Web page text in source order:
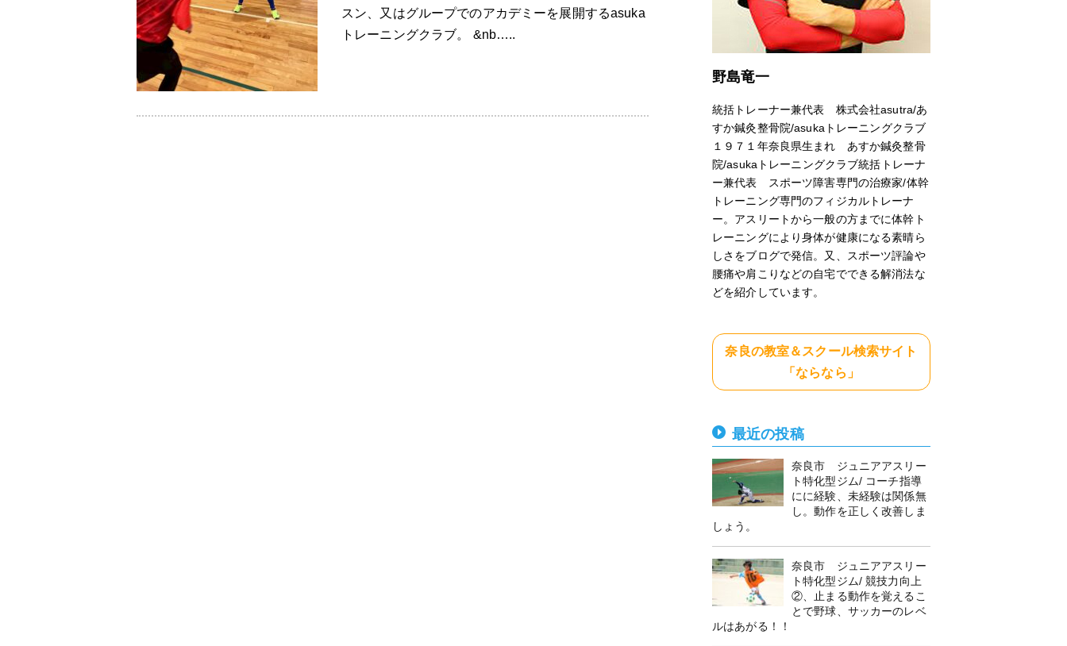
スン、又はグループでのアカデミーを展開するasuka
トレーニングクラブ。 &nb…..
野島竜一
統括トレーナー兼代表 株式会社asutra/あ
すか鍼灸整骨院/asukaトレーニングクラブ
１９７１年奈良県生まれ あすか鍼灸整骨
院/asukaトレーニングクラブ統括トレーナ
ー兼代表 スポーツ障害専門の治療家/体幹
トレーニング専門のフィジカルトレーナ
ー。アスリートから一般の方までに体幹ト
レーニングにより身体が健康になる素晴ら
しさをブログで発信。又、スポーツ評論や
腰痛や肩こりなどの自宅でできる解消法な
どを紹介しています。
奈良の教室＆スクール検索サイト
「ならなら」
最近の投稿
奈良市 ジュニアアスリー
ト特化型ジム/ コーチ指導
にに経験、未経験は関係無
し。動作を正しく改善しま
しょう。
奈良市 ジュニアアスリー
ト特化型ジム/ 競技力向上
②、止まる動作を覚えるこ
とで野球、サッカーのレベ
ルはあがる！！